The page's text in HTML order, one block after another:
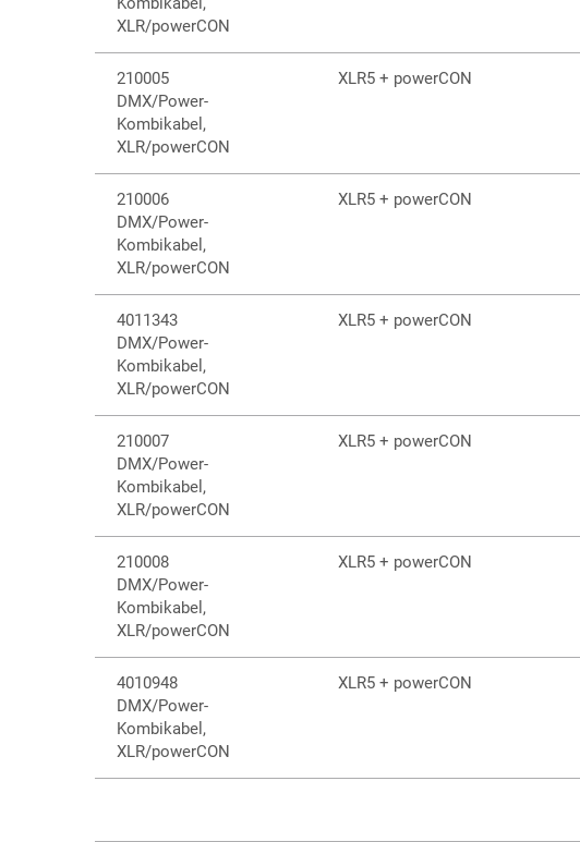
XLR/powerCON
210005
DMX/Power-
Kombikabel,
XLR/powerCON
XLR5 + powerCON
210006
DMX/Power-
Kombikabel,
XLR/powerCON
XLR5 + powerCON
4011343
DMX/Power-
Kombikabel,
XLR/powerCON
XLR5 + powerCON
210007
DMX/Power-
Kombikabel,
XLR/powerCON
XLR5 + powerCON
210008
DMX/Power-
Kombikabel,
XLR/powerCON
XLR5 + powerCON
4010948
DMX/Power-
Kombikabel,
XLR/powerCON
XLR5 + powerCON